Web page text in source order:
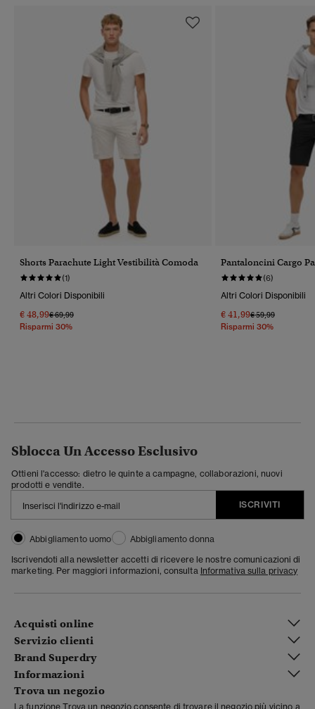
Shorts Parachute Light Vestibilità Comoda
(1)
Altri Colori Disponibili
€ 48,99Prezzo Ridotto Da
€ 69,99A
Risparmi 30%
Pantaloncini Cargo
(6)
Altri Colori Disponibili
€ 41,99Prezzo Ridotto Da
€ 59,99A
Risparmi 30%
Sblocca Un Accesso Esclusivo
Ottieni l'accesso: dietro le quinte a campagne, collaborazioni, nuovi
prodotti e vendite.
ISCRIVITI
Abbigliamento uomo
Abbigliamento donna
Iscrivendoti alla newsletter accetti di ricevere le nostre comunicazioni di
marketing. Per maggiori informazioni, consulta Informativa sulla privacy
Acquisti online
Servizio clienti
Brand Superdry
Informazioni
Trova un negozio
La funzione Trova un negozio consente di trovare il negozio più vicino a